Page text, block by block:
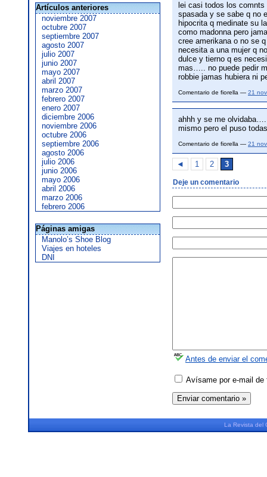
Artículos anteriores
noviembre 2007
octubre 2007
septiembre 2007
agosto 2007
julio 2007
junio 2007
mayo 2007
abril 2007
marzo 2007
febrero 2007
enero 2007
diciembre 2006
noviembre 2006
octubre 2006
septiembre 2006
agosto 2006
julio 2006
junio 2006
mayo 2006
abril 2006
marzo 2006
febrero 2006
Páginas amigas
Manolo’s Shoe Blog
Viajes en hoteles
DNI
lei casi todos los
spasada y se sabe q no
hipocrita q medinate su
como madonna pero
cree amerikana o no se
necesita a una mujer q
dulce y tierno q es
mas….. no puede pedir
robbie jamas hubiera ni
Comentario de fiorella — 21
ahhh y se me
mismo pero el puso
Comentario de fiorella — 21
◄ 1 2 3
Deje un comentario
Antes de enviar el
Avísame por e-mail de
La Revista del